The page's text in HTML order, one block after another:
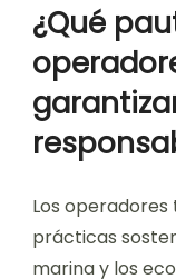
¿Qué
Los
prácticas
marina y los